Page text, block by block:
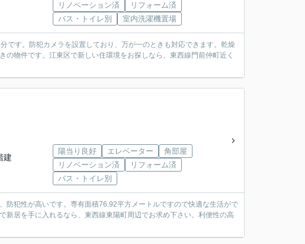
リノベーション済
リフォーム済
バス・トイレ別
室内洗濯機置場
です。防犯カメラを設置しており、万が一のときも対応できます。乾燥
物件です。江東区で新しい住環境をお探しなら、東西線門前仲町近く
建
陽当り良好 エレベーター
角部屋
リノベーション済
リフォーム済
バス・トイレ別
防犯性が高いです。専有面積76.92平方メートルですので快適な生活がで
新居を手に入れるなら、東西線東陽町周辺でお求め下さい。利便性の高